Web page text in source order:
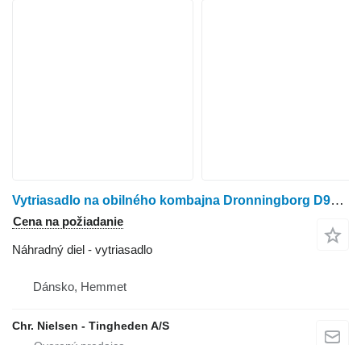
Vytriasadlo na obilného kombajna Dronningborg D9000
Cena na požiadanie
Náhradný diel - vytriasadlo
Dánsko, Hemmet
Chr. Nielsen - Tingheden A/S